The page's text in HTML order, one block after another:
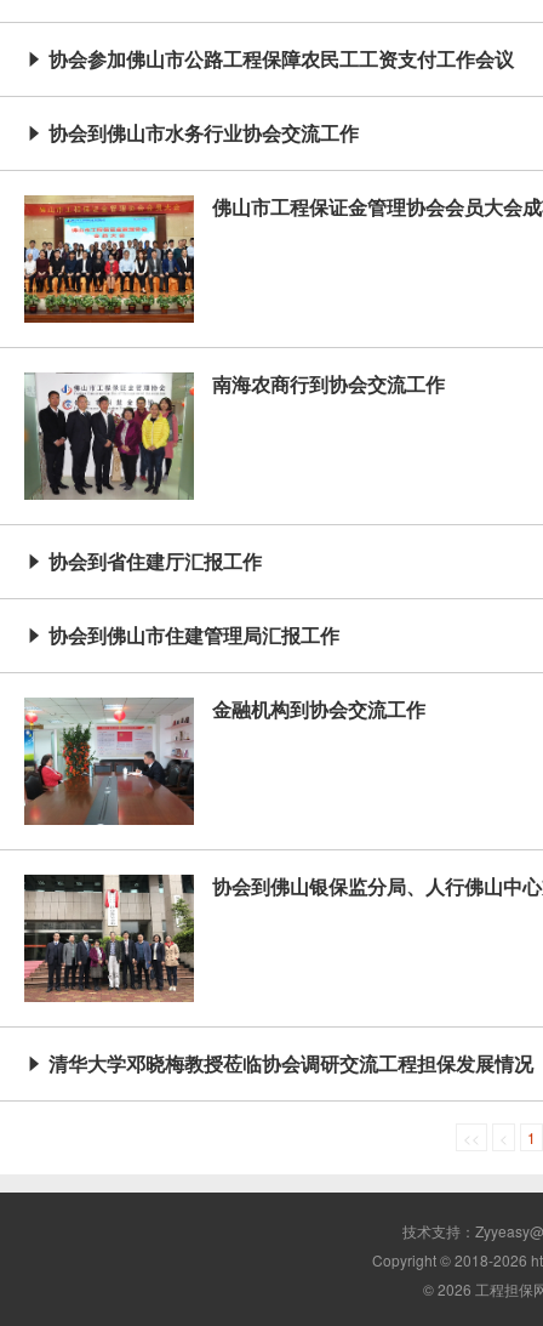
 协会参加佛山市公路工程保障农民工工资支付工作会议
 协会到佛山市水务行业协会交流工作
佛山市工程保证金管理协会会员大会
南海农商行到协会交流工作
 协会到省住建厅汇报工作
 协会到佛山市住建管理局汇报工作
金融机构到协会交流工作
协会到佛山银保监分局、人行佛山中
 清华大学邓晓梅教授莅临协会调研交流工程担保发展情况
<< < 1
技术支持：
Copyright © 2018-2026
© 2026 工程担保